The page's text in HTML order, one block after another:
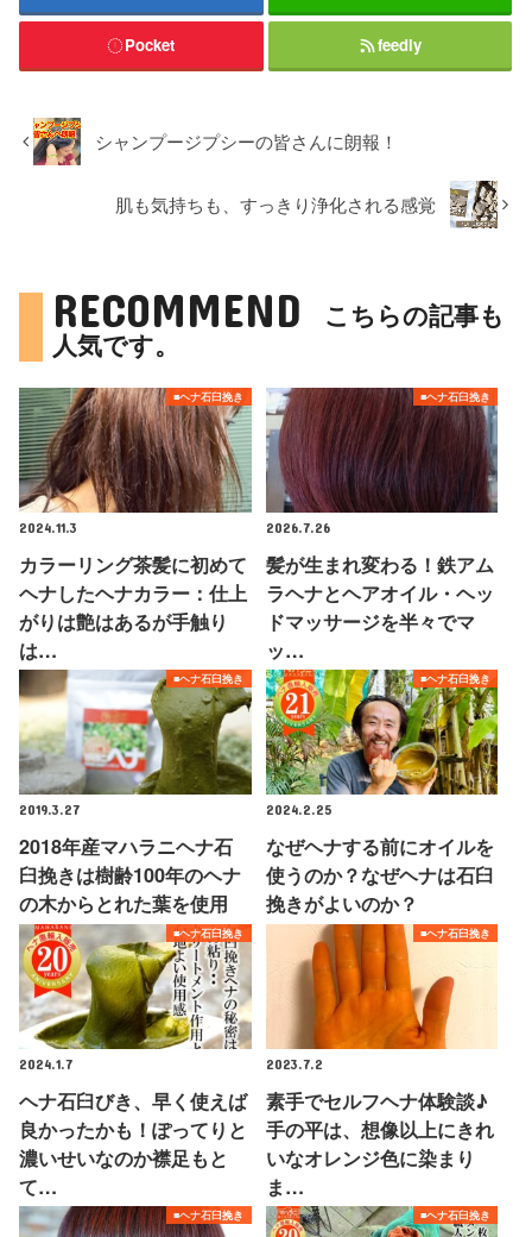
Pocket feedly
シャンプージプシーの皆さんに朗報！
肌も気持ちも、すっきり浄化される感覚
RECOMMEND
こちらの記事も
人気です。
■ヘナ石臼挽き
2024.11.3
カラーリング茶髪に初めて
ヘナしたヘナカラー：仕上
がりは艶はあるが手触り
は…
■ヘナ石臼挽き
2026.7.26
髪が生まれ変わる！鉄アム
ラヘナとヘアオイル・ヘッ
ドマッサージを半々でマ
ッ…
■ヘナ石臼挽き
2019.3.27
2018年産マハラニヘナ石
臼挽きは樹齢100年のヘナ
の木からとれた葉を使用
■ヘナ石臼挽き
2024.2.25
なぜヘナする前にオイルを
使うのか？なぜヘナは石臼
挽きがよいのか？
■ヘナ石臼挽き
2024.1.7
ヘナ石臼びき、早く使えば
良かったかも！ぽってりと
濃いせいなのか襟足もと
て…
■ヘナ石臼挽き
2023.7.2
素手でセルフヘナ体験談♪
手の平は、想像以上にきれ
いなオレンジ色に染まり
ま…
■ヘナ石臼挽き ■ヘナ石臼挽き